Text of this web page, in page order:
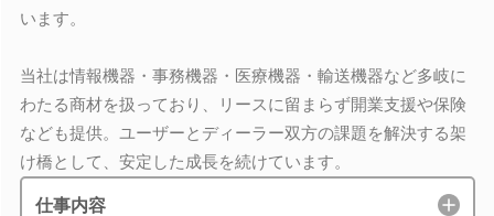
います。
当社は情報機器・事務機器・医療機器・輸送機器など多岐に
わたる商材を扱っており、リースに留まらず開業支援や保険
なども提供。ユーザーとディーラー双方の課題を解決する架
け橋として、安定した成長を続けています。
仕事内容